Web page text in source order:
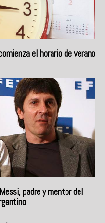
el horario de verano
padre y mentor del